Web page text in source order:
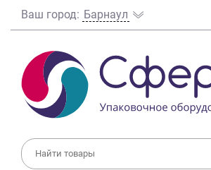
Ваш город: Барнаул